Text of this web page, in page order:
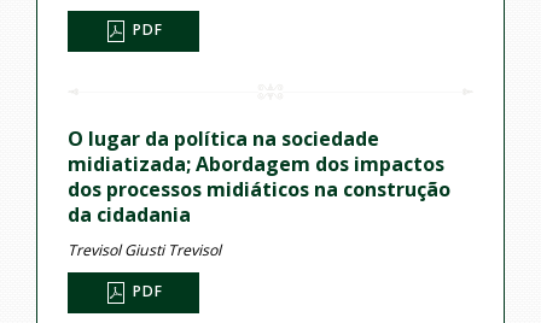
PDF
O lugar da política na sociedade
midiatizada; Abordagem dos impactos
dos processos midiáticos na construção
da cidadania
Trevisol Giusti Trevisol
PDF